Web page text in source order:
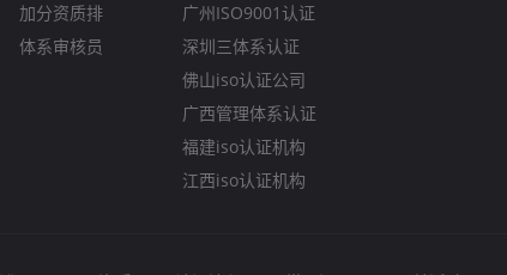
加分资质排
体系审核员
广州ISO9001认证
深圳三体系认证
佛山iso认证公司
广西管理体系认证
福建iso认证机构
江西iso认证机构